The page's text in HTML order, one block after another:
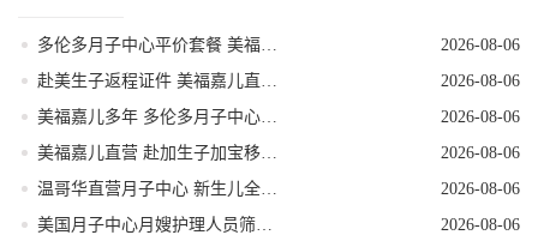
2026-08-06
2026-08-06
2026-08-06
2026-08-06
2026-08-06
2026-08-06